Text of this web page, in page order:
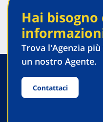
Hai bisogno
Trova l'Agenzia
un nostro Agente.
Contattaci